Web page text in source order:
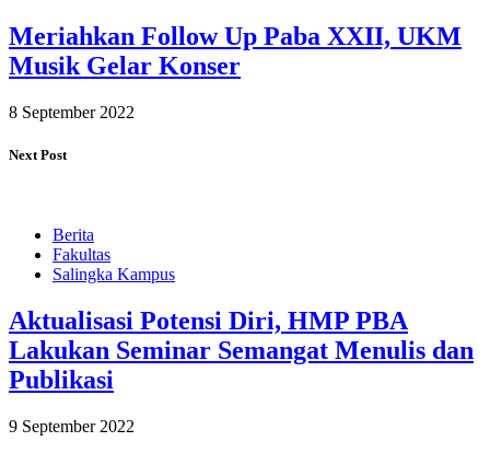
Meriahkan Follow Up Paba XXII, UKM
Musik Gelar Konser
8 September 2022
Next Post
Berita
Fakultas
Salingka Kampus
Aktualisasi Potensi Diri, HMP PBA
Lakukan Seminar Semangat Menulis dan
Publikasi
9 September 2022